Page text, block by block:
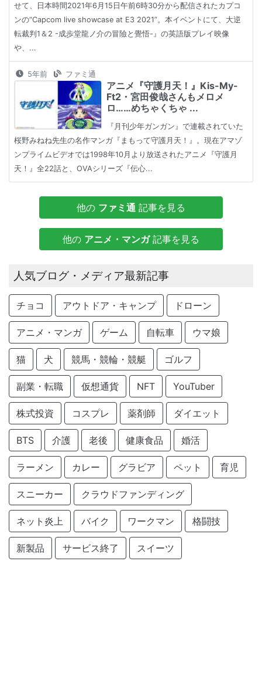
せて、日本時間2021年6月15日午前6時30分から配信されたカプコ
ンの“Capcom live showcase at E3 2021”。本イベントにて、大逆
転裁判1＆2 -成歩堂龍ノ介の冒險と覺悟-』の英語版プレイ映像
や、...
5年前 ファミ通
アニメ『守護月天！』Kis-My-
Ft2・宮田俊哉さんもメロメ
ロ……めちゃくちゃ ...
『月刊少年ガンガン』で連載されていた
桜野みねね先生の名作マンガ『まもって守護月天！』。現在アマゾ
ンプライムビデオでは1998年10月より放送されたアニメ『守護月
天！』全22話と、OVAシリーズ『伝心...
他の ファミ通 記事を見る
他の アニメ・マンガ記事を見る
人気ブログ・メディア最新記事
チョコ アウトドア・キャンプ ドローン
アニメ・マンガ ゲーム 自転車 ウマ娘
猫 犬 競馬・競輪・競艇 ゴルフ
副業・転職 仮想通貨 NFT YouTuber
株式投資 コスプレ 薬剤師 ダイエット
BTS 介護 老後 健康食品 婚活
ラーメン カレー グラビア ペット 育児
スニーカー クラウドファンディング
ネット炎上 バイク ワークマン 格闘技
新製品 サービス終了 スイーツ